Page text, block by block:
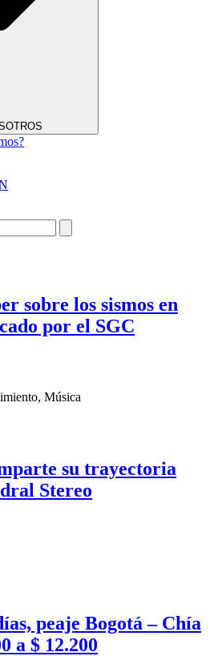
sobre los sismos en
por el SGC
, Música
su trayectoria
Stereo
peaje Bogotá – Chía
a $ 12.200